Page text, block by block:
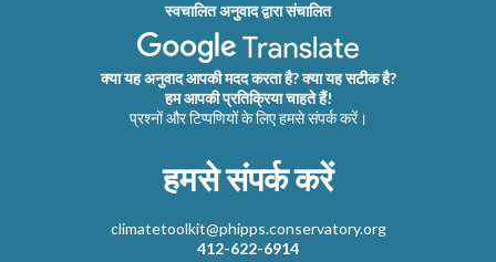
स्वचालित अनुवाद द्वारा संचालित
क्या यह अनुवाद आपकी मदद करता है? क्या यह सटीक है?
हम आपकी प्रतिक्रिया चाहते हैं!
प्रश्नों और टिप्पणियों के लिए हमसे संपर्क करें।
हमसे संपर्क करें
climatetoolkit@phipps.conservatory.org
412-622-6914